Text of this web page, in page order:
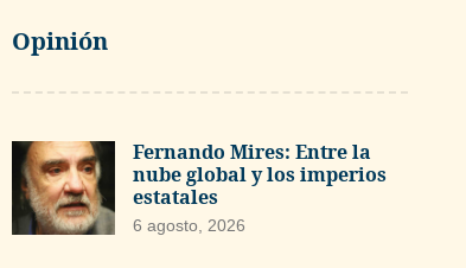
Opinión
Fernando Mires: Entre la
nube global y los imperios
estatales
6 agosto, 2026